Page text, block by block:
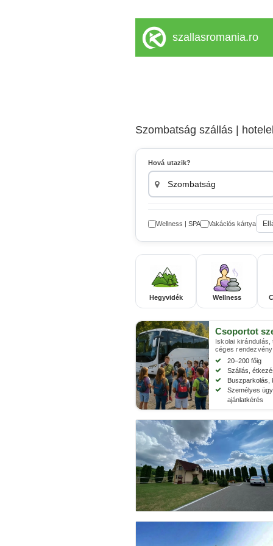
szallasromania.ro
Szombatság szállás |
Hová utazik?
Wellness | SPA Vakációs kártya
Hegyvidék Wellness
Csoportot
Iskolai
céges
20–200 főig
Szállás,
Buszparkolás,
Személyes
ajánlatkérés